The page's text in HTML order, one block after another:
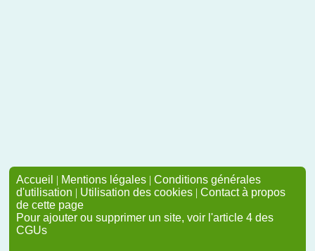
Accueil | Mentions légales | Conditions générales
d'utilisation | Utilisation des cookies | Contact à propos
de cette page
Pour ajouter ou supprimer un site, voir l'article 4 des
CGUs